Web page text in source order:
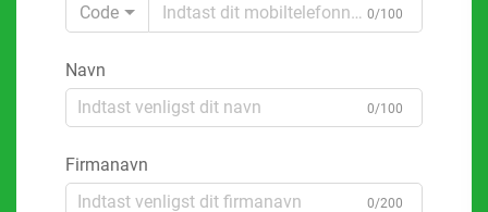
Code
0/100
Navn
0/100
Firmanavn
0/200